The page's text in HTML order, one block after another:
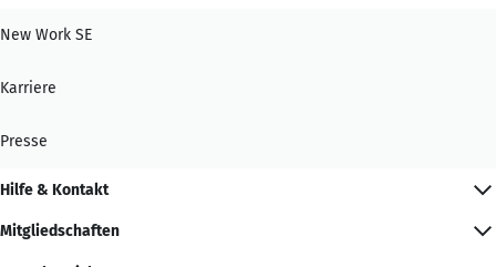
New Work SE
Karriere
Presse
Hilfe & Kontakt
Mitgliedschaften